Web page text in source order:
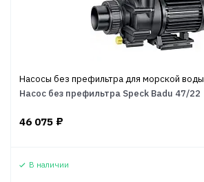
Насосы без префильтра для морской воды
Насос без префильтра Speck Badu 47/22
46 075 ₽
В наличии